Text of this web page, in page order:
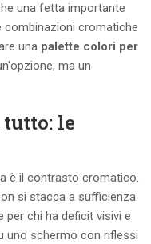
una fetta importante
combinazioni cromatiche
una palette colori per
ma un
le
è il contrasto cromatico.
si stacca a sufficienza
per chi ha deficit visivi e
uno schermo con riflessi